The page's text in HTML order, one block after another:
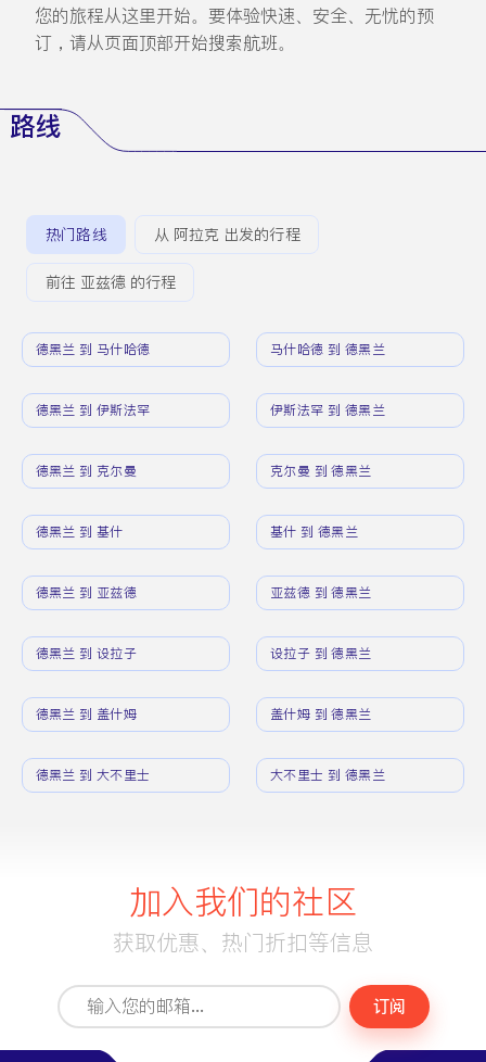
您的旅程从这里开始。要体验快速、安全、无忧的预
订，请从页面顶部开始搜索航班。
路线
热门路线 从 阿拉克 出发的行程
前往 亚兹德 的行程
德黑兰 到 马什哈德 马什哈德 到 德黑兰
德黑兰 到 伊斯法罕 伊斯法罕 到 德黑兰
德黑兰 到 克尔曼 克尔曼 到 德黑兰
德黑兰 到 基什 基什 到 德黑兰
德黑兰 到 亚兹德 亚兹德 到 德黑兰
德黑兰 到 设拉子 设拉子 到 德黑兰
德黑兰 到 盖什姆 盖什姆 到 德黑兰
德黑兰 到 大不里士 大不里士 到 德黑兰
加入我们的社区
获取优惠、热门折扣等信息
订阅